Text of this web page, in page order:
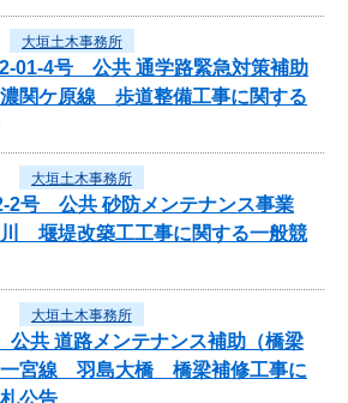
大垣土木事務所
01-4号 公共 通学路緊急対策補助
濃関ケ原線 歩道整備工事に関する
大垣土木事務所
2号 公共 砂防メンテナンス事業
堰堤改築工工事に関する一般競
大垣土木事務所
共 道路メンテナンス補助（橋梁
一宮線 羽島大橋 橋梁補修工事に
公告